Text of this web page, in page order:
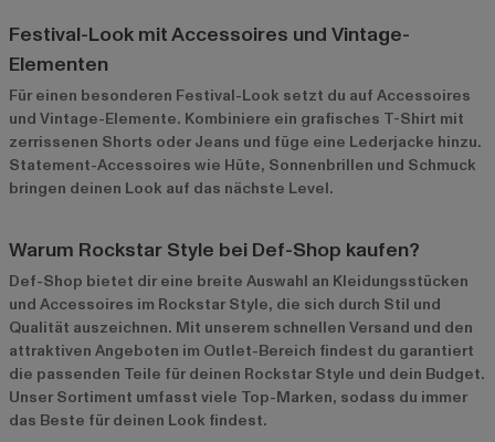
Festival-Look mit Accessoires und Vintage-
Elementen
Für einen besonderen Festival-Look setzt du auf Accessoires
und Vintage-Elemente. Kombiniere ein grafisches T-Shirt mit
zerrissenen Shorts oder Jeans und füge eine Lederjacke hinzu.
Statement-Accessoires wie Hüte, Sonnenbrillen und Schmuck
bringen deinen Look auf das nächste Level.
Warum Rockstar Style bei Def-Shop kaufen?
Def-Shop bietet dir eine breite Auswahl an Kleidungsstücken
und Accessoires im Rockstar Style, die sich durch Stil und
Qualität auszeichnen. Mit unserem schnellen Versand und den
attraktiven Angeboten im Outlet-Bereich findest du garantiert
die passenden Teile für deinen Rockstar Style und dein Budget.
Unser Sortiment umfasst viele Top-Marken, sodass du immer
das Beste für deinen Look findest.